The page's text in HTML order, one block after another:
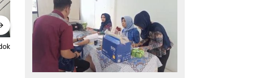
DPC PPP Pandeglang Salurkan
10 Ribu Liter Air Bersih untuk
Warga Terdampak Kemarau
di Patia
Gubernur Andra Soni: Stok
Listrik di Banten Surplus